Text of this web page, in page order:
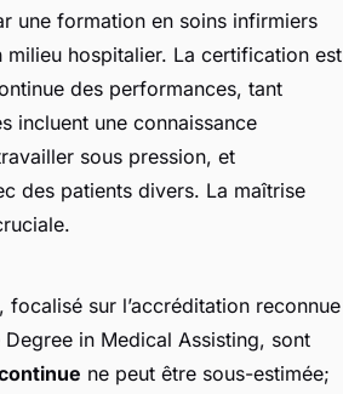
une formation en soins infirmiers
hospitalier. La certification est
des performances, tant
incluent une connaissance
sous pression, et
des patients divers. La maîtrise
sur l’accréditation reconnue
Degree in Medical Assisting, sont
ne peut être sous-estimée;